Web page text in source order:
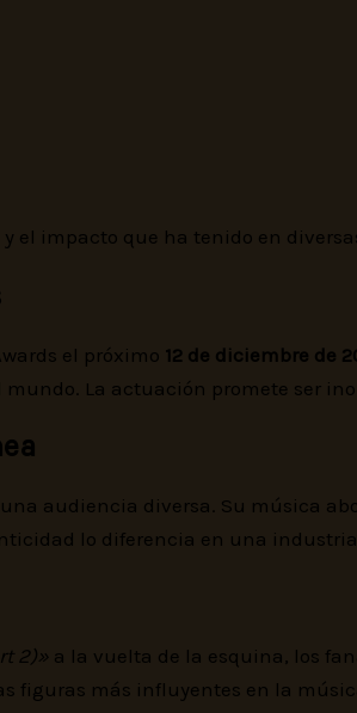
el impacto que ha tenido en
el próximo 12 de diciembre de
La actuación promete ser
audiencia diversa. Su música
lo diferencia en una
2)» a la vuelta de la esquina, los
figuras más influyentes en la